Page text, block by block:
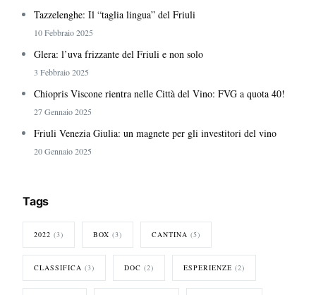
Tazzelenghe: Il “taglia lingua” del Friuli
10 Febbraio 2025
Glera: l’uva frizzante del Friuli e non solo
3 Febbraio 2025
Chiopris Viscone rientra nelle Città del Vino: FVG a quota 40!
27 Gennaio 2025
Friuli Venezia Giulia: un magnete per gli investitori del vino
20 Gennaio 2025
Tags
2022 (3) BOX (3) CANTINA (5)
CLASSIFICA (3) DOC (2) ESPERIENZE (2)